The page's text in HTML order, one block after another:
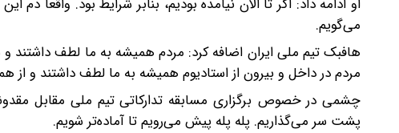
او ادامه داد: اگر تا الان نیامده بودیم، بنابر شرایط بود. واقعا
می‌گویم.
هافبک تیم ملی ایران اضافه کرد: مردم همیشه به ما لطف داشتند و
مردم در داخل و بیرون از استادیوم همیشه به ما لطف داشتند و
چشمی در خصوص برگزاری مسابقه تدارکاتی تیم ملی مقابل
پشت سر می‌گذاریم. پله پله پیش می‌رویم تا آماده‌تر شویم.